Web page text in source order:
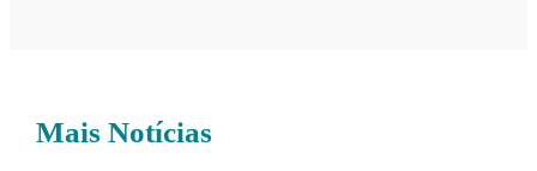
Mais Notícias